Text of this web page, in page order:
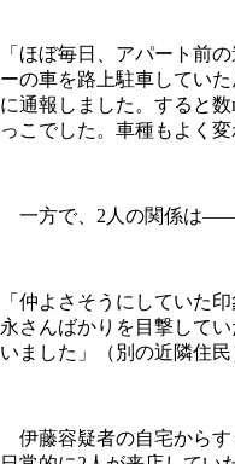
「ほぼ毎日、アパート前
ーの車を路上駐車してい
に通報しました。すると
っこでした。車種もよく
一方で、2人の関係は――
「仲よさそうにしていた
永さんばかりを目撃して
いました」（別の近隣住民
伊藤容疑者の自宅からす